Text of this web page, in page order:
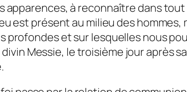
apparences, à reconnaître dans
est présent au milieu des
et sur lesquelles nous
Messie, le troisième jour après